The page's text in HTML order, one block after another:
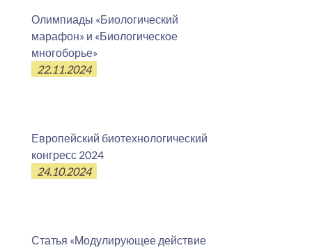
Олимпиады «Биологический
марафон» и «Биологическое
многоборье»
22.11.2024
Европейский биотехнологический
конгресс 2024
24.10.2024
Статья «Модулирующее действие